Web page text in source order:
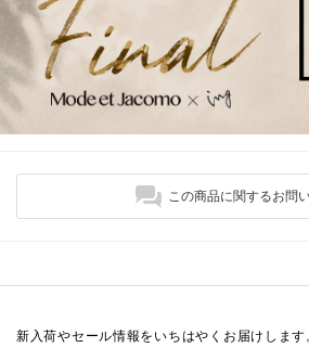
この商品に関するお問
新入荷やセール情報をいちはやくお届けします